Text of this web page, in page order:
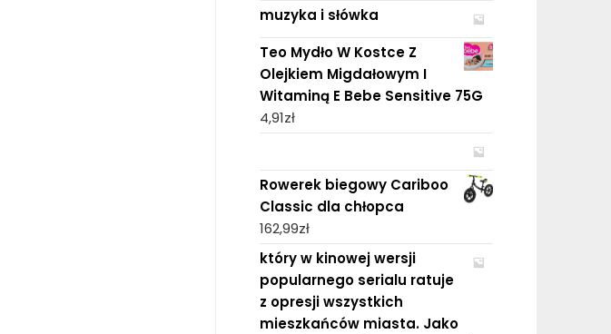
muzyka i słówka
Teo Mydło W Kostce Z
Olejkiem Migdałowym I
Witaminą E Bebe Sensitive 75G
4,91zł
Rowerek biegowy Cariboo
Classic dla chłopca
162,99zł
który w kinowej wersji
popularnego serialu ratuje
z opresji wszystkich
mieszkańców miasta. Jako